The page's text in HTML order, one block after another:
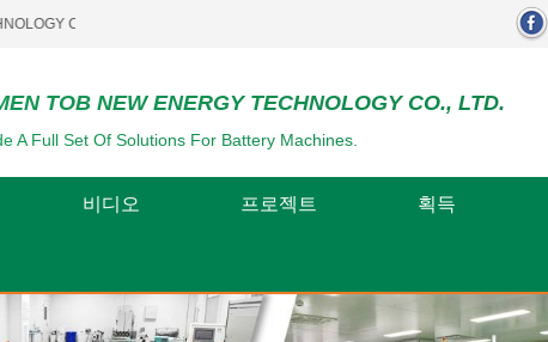
LTD..
TOB NEW ENERGY TECHNOLOGY CO., LTD.
A Full Set Of Solutions For Battery Machines.
비디오 프로젝트 획득